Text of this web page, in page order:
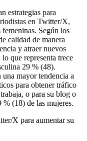
estrategias para
en Twitter/X,
Según los
calidad de manera
y atraer nuevos
que representa trece
29 % (48).
mayor tendencia a
para obtener tráfico
o para su blog o
(18) de las mujeres.
X para aumentar su